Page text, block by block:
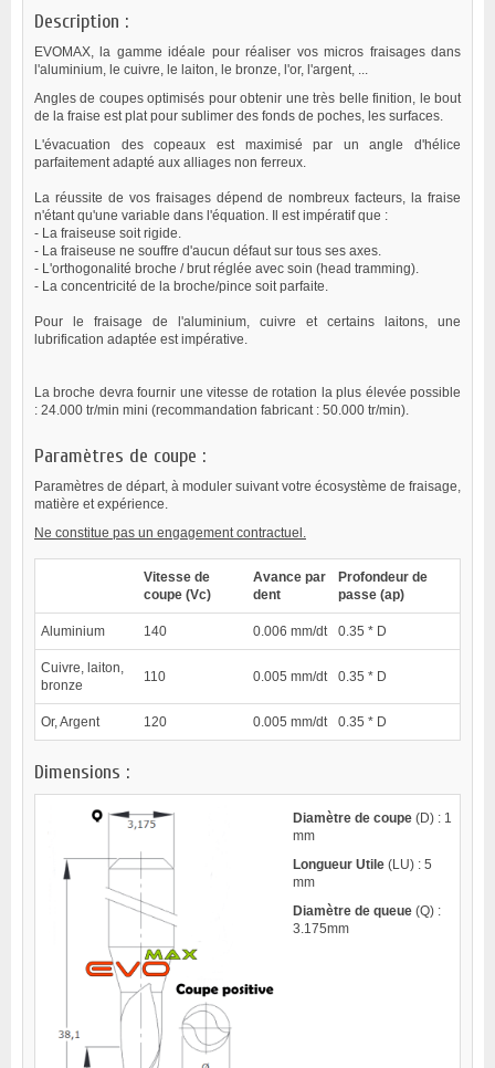
Description :
EVOMAX, la gamme idéale pour réaliser vos micros fraisages dans
l'aluminium, le cuivre, le laiton, le bronze, l'or, l'argent, ...
Angles de coupes optimisés pour obtenir une très belle finition, le bout
de la fraise est plat pour sublimer des fonds de poches, les surfaces.
L'évacuation des copeaux est maximisé par un angle d'hélice
parfaitement adapté aux alliages non ferreux.
La réussite de vos fraisages dépend de nombreux facteurs, la fraise
n'étant qu'une variable dans l'équation. Il est impératif que :
- La fraiseuse soit rigide.
- La fraiseuse ne souffre d'aucun défaut sur tous ses axes.
- L'orthogonalité broche / brut réglée avec soin (head tramming).
- La concentricité de la broche/pince soit parfaite.
Pour le fraisage de l'aluminium, cuivre et certains laitons, une
lubrification adaptée est impérative.
La broche devra fournir une vitesse de rotation la plus élevée possible
: 24.000 tr/min mini (recommandation fabricant : 50.000 tr/min).
Paramètres de coupe :
Paramètres de départ, à moduler suivant votre écosystème de fraisage,
matière et expérience.
Ne constitue pas un engagement contractuel.
Vitesse de
coupe (Vc)
Avance par
dent
Profondeur de
passe (ap)
Aluminium 140 0.006 mm/dt 0.35 * D
Cuivre, laiton,
bronze
110 0.005 mm/dt 0.35 * D
Or, Argent 120 0.005 mm/dt 0.35 * D
Dimensions :
Diamètre de coupe (D) : 1
mm
Longueur Utile (LU) : 5
mm
Diamètre de queue (Q) :
3.175mm